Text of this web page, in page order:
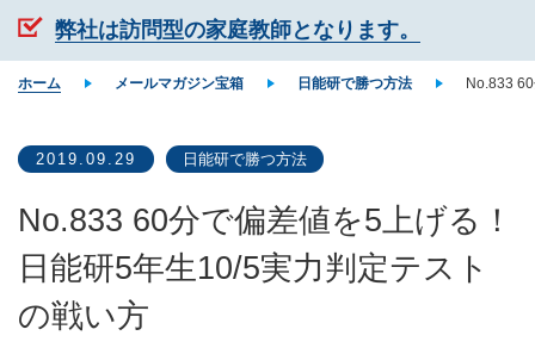
弊社は訪問型の家庭教師となります。
ホーム メールマガジン宝箱 日能研で勝つ方法 No.833
2019.09.29 日能研で勝つ方法
No.833 60分で偏差値を5上げる！
日能研5年生10/5実力判定テスト
の戦い方